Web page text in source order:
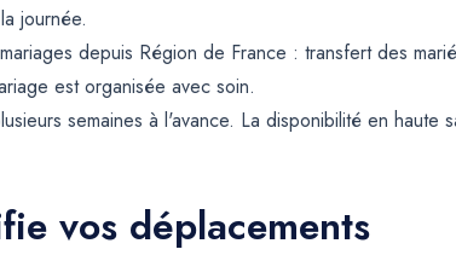
journée.
depuis Région de France : transfert des
est organisée avec soin.
semaines à l'avance. La disponibilité en haute
vos déplacements